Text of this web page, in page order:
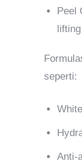
Peel
seperti:
Anti-